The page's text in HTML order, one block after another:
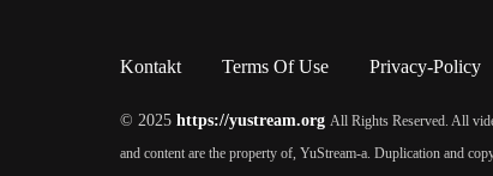
Kontakt Terms Of Use Privacy-Policy
© 2025 https://yustream.org All Rights Reserved. All
and content are the property of, YuStream-a. Duplication and